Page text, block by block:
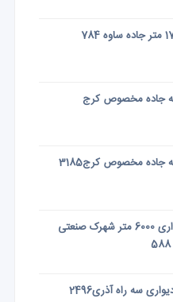
جاده مخصوص کرج
مخصوص کرج3185
زمین 4دیواری 6000 متر شهرک صنعتی
سه راه آذری2496